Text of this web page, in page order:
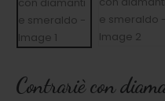
Contrariè con